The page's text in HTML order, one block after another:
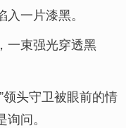
一片漆黑。
一束强光穿透黑
领头守卫被眼前的情
问。